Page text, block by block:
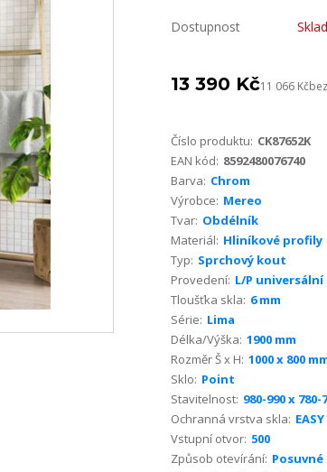
Dostupnost
13 390 Kč11 066 Kč
Číslo produktu: CK87652K
EAN kód: 8592480076740
Barva: Chrom
Výrobce: Mereo
Tvar: Obdélník
Materiál: Hliníkové profily
Typ: Sprchový kout
Provedení: L/P universální
Tloušťka skla: 6 mm
Série: Lima
Délka/Výška: 1900 mm
Rozměr Š x H: 1000 x 800
Sklo: Point
Stavitelnost: 980-990 x 780-
Ochranná vrstva skla:
Vstupní otvor: 500
Způsob otevírání: Posuvné